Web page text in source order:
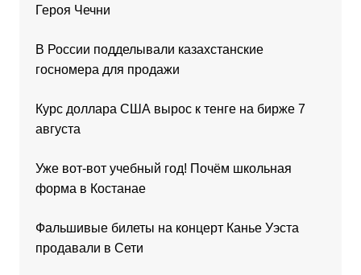
Героя Чечни
В России подделывали казахстанские
госномера для продажи
Курс доллара США вырос к тенге на бирже 7
августа
Уже вот-вот учебный год! Почём школьная
форма в Костанае
Фальшивые билеты на концерт Канье Уэста
продавали в Сети